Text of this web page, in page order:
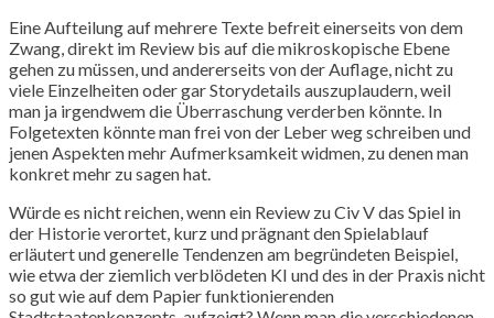
Eine Aufteilung auf mehrere Texte befreit einerseits von dem
Zwang, direkt im Review bis auf die mikroskopische Ebene
gehen zu müssen, und andererseits von der Auflage, nicht zu
viele Einzelheiten oder gar Storydetails auszuplaudern, weil
man ja irgendwem die Überraschung verderben könnte. In
Folgetexten könnte man frei von der Leber weg schreiben und
jenen Aspekten mehr Aufmerksamkeit widmen, zu denen man
konkret mehr zu sagen hat.
Würde es nicht reichen, wenn ein Review zu Civ V das Spiel in
der Historie verortet, kurz und prägnant den Spielablauf
erläutert und generelle Tendenzen am begründeten Beispiel,
wie etwa der ziemlich verblödeten KI und des in der Praxis nicht
so gut wie auf dem Papier funktionierenden